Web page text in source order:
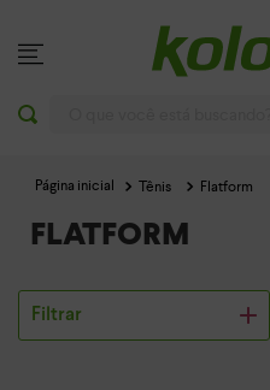
O que você está buscando?
Tênis Flatform
FLATFORM
Filtrar